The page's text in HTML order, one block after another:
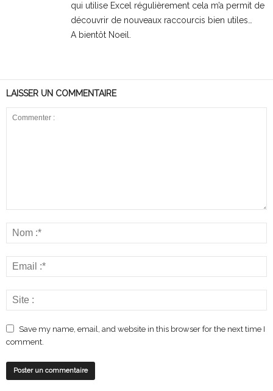
qui utilise Excel régulièrement cela m’a permit de
découvrir de nouveaux raccourcis bien utiles…
A bientôt Noeil.
LAISSER UN COMMENTAIRE
Save my name, email, and website in this browser for the next time I
comment.